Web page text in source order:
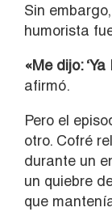
Sin
humorista
«Me dijo:
afirmó.
Pero el
otro. Cofré
durante un
un quiebre
que